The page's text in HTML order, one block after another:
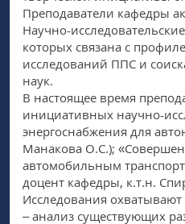
Преподаватели кафедры
Научно-
которых связана с
исследований ППС и
наук.
В настоящее время
инициативных научно-
энергоснабжения для
Манакова О.С.);
автомобильным
доцент кафедры, к.т.н.
Исследования
– анализ существующих